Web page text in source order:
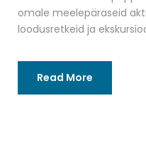
omale meelepäraseid
loodusretkeid ja
Read More